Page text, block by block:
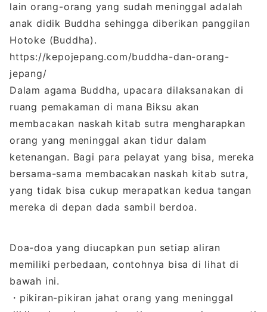
lain orang-orang yang sudah meninggal adalah
anak didik Buddha sehingga diberikan panggilan
Hotoke (Buddha).
https://kepojepang.com/buddha-dan-orang-
jepang/
Dalam agama Buddha, upacara dilaksanakan di
ruang pemakaman di mana Biksu akan
membacakan naskah kitab sutra mengharapkan
orang yang meninggal akan tidur dalam
ketenangan. Bagi para pelayat yang bisa, mereka
bersama-sama membacakan naskah kitab sutra,
yang tidak bisa cukup merapatkan kedua tangan
mereka di depan dada sambil berdoa.
Doa-doa yang diucapkan pun setiap aliran
memiliki perbedaan, contohnya bisa di lihat di
bawah ini.
・pikiran-pikiran jahat orang yang meninggal